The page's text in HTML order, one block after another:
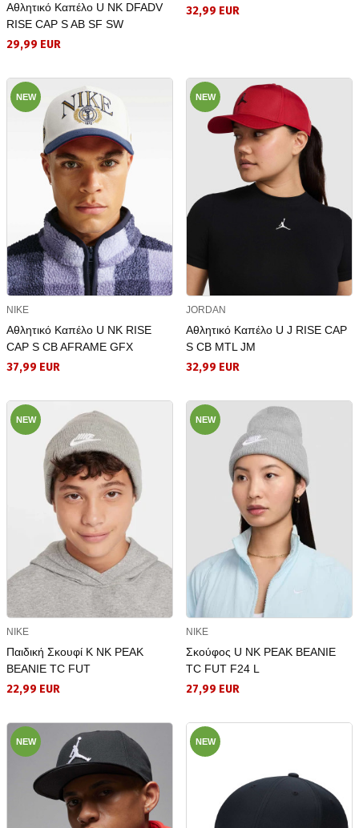
Αθλητικό Καπέλο U NK DFADV
RISE CAP S AB SF SW
29,99 EUR
32,99 EUR
NEW
NIKE
Αθλητικό Καπέλο U NK RISE
CAP S CB AFRAME GFX
37,99 EUR
NEW
JORDAN
Αθλητικό Καπέλο U J RISE CAP
S CB MTL JM
32,99 EUR
NEW
NIKE
Παιδική Σκουφί K NK PEAK
BEANIE TC FUT
22,99 EUR
NEW
NIKE
Σκούφος U NK PEAK BEANIE
TC FUT F24 L
27,99 EUR
NEW NEW